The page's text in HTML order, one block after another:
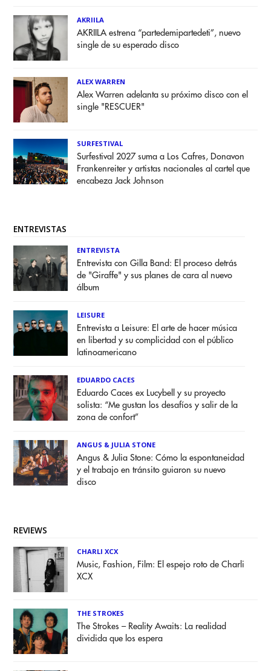
AKRIILA
AKRIILA estrena “partedemipartedeti”, nuevo
single de su esperado disco
ALEX WARREN
Alex Warren adelanta su próximo disco con el
single "RESCUER"
SURFESTIVAL
Surfestival 2027 suma a Los Cafres, Donavon
Frankenreiter y artistas nacionales al cartel que
encabeza Jack Johnson
ENTREVISTAS
ENTREVISTA
Entrevista con Gilla Band: El proceso detrás
de "Giraffe" y sus planes de cara al nuevo
álbum
LEISURE
Entrevista a Leisure: El arte de hacer música
en libertad y su complicidad con el público
latinoamericano
EDUARDO CACES
Eduardo Caces ex Lucybell y su proyecto
solista: “Me gustan los desafíos y salir de la
zona de confort”
ANGUS & JULIA STONE
Angus & Julia Stone: Cómo la espontaneidad
y el trabajo en tránsito guiaron su nuevo
disco
REVIEWS
CHARLI XCX
Music, Fashion, Film: El espejo roto de Charli
XCX
THE STROKES
The Strokes – Reality Awaits: La realidad
dividida que los espera